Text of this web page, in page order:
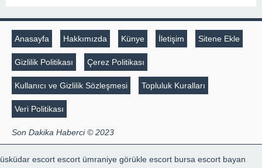
Anasayfa Hakkımızda Künye İletişim Sitene Ekle
Gizlilik Politikası Çerez Politikası
Kullanıcı ve Gizlilik Sözleşmesi Topluluk Kuralları
Veri Politikası
Son Dakika Haberci © 2023
üsküdar escort escort ümraniye görükle escort bursa escort bayan